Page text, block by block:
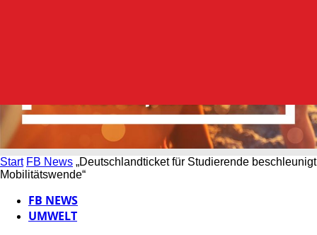
Start FB News „Deutschlandticket für Studierende beschleunigt
Mobilitätswende“
FB NEWS
UMWELT